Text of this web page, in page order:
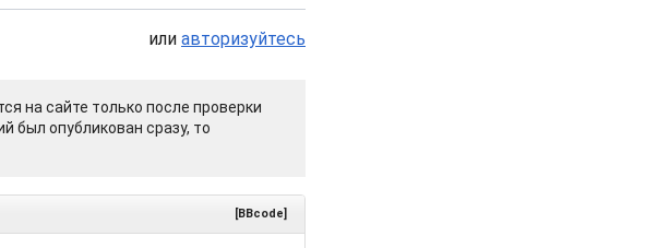
или авторизуйтесь
на сайте только после проверки
был опубликован сразу, то
[BBcode]